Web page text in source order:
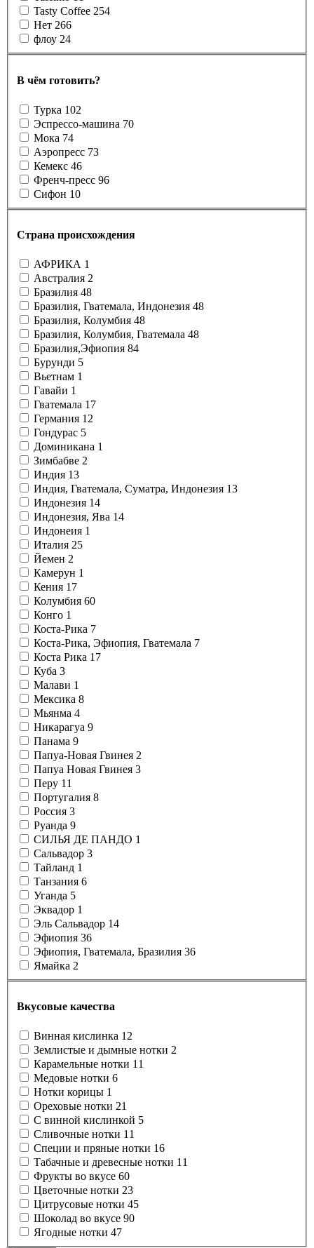
Tasty Coffee 254
Нет 266
флоу 24
В чём готовить?
Турка 102
Эспрессо-машина 70
Мока 74
Аэропресс 73
Кемекс 46
Френч-пресс 96
Сифон 10
Страна происхождения
АФРИКА 1
Австралия 2
Бразилия 48
Бразилия, Гватемала, Индонезия 48
Бразилия, Колумбия 48
Бразилия, Колумбия, Гватемала 48
Бразилия,Эфиопия 84
Бурунди 5
Вьетнам 1
Гавайи 1
Гватемала 17
Германия 12
Гондурас 5
Доминикана 1
Зимбабве 2
Индия 13
Индия, Гватемала, Суматра, Индонезия 13
Индонезия 14
Индонезия, Ява 14
Индонеия 1
Италия 25
Йемен 2
Камерун 1
Кения 17
Колумбия 60
Конго 1
Коста-Рика 7
Коста-Рика, Эфиопия, Гватемала 7
Коста Рика 17
Куба 3
Малави 1
Мексика 8
Мьянма 4
Никарагуа 9
Панама 9
Папуа-Новая Гвинея 2
Папуа Новая Гвинея 3
Перу 11
Португалия 8
Россия 3
Руанда 9
СИЛЬЯ ДЕ ПАНДО 1
Сальвадор 3
Тайланд 1
Танзания 6
Уганда 5
Эквадор 1
Эль Сальвадор 14
Эфиопия 36
Эфиопия, Гватемала, Бразилия 36
Ямайка 2
Вкусовые качества
Винная кислинка 12
Землистые и дымные нотки 2
Карамельные нотки 11
Медовые нотки 6
Нотки корицы 1
Ореховые нотки 21
С винной кислинкой 5
Сливочные нотки 11
Специи и пряные нотки 16
Табачные и древесные нотки 11
Фрукты во вкусе 60
Цветочные нотки 23
Цитрусовые нотки 45
Шоколад во вкусе 90
Ягодные нотки 47